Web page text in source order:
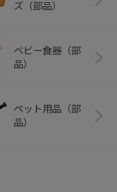
ズ（部品）
ベビー食器（部
品）
ペット用品（部
品）